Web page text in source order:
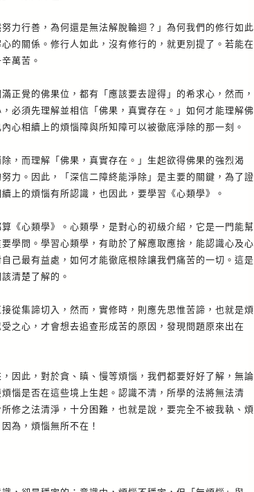
行善，為何還是無法解脫輪迴？」為何我們的修行如此
的關係。修行人如此，沒有修行的，就更別提了。若能在
萬苦。
覺的佛果位，都有「應該要去證得」的希求心，然而，
必須先理解並相信「佛果，真實存在。」如何才能理解佛
心相續上的煩惱障與所知障可以被徹底淨除的那一刻。
而理解「佛果，真實存在。」生起欲得佛果的強烈渴
力。因此，「深信二障終能淨除」是主要的關鍵，為了證
上的煩惱有所認識，也因此，要學習《心類學》。
心類學》。心類學，是對心的初級介紹，它是一門能幫
學問。學習心類學，有助於了解應取應捨，能認識心及心
己最有益處，如何才能徹底根除讓我們痛苦的一切。這是
清楚了解的。
集諦切入，然而，實修時，則應先思惟苦諦，也就是煩
之心，才會想去追查形成苦的原因，發現問題原來出在
此，對於貪、瞋、慢等煩惱，我們都要好好了解，無論
惱是否在這些境上生起。認識不清，所學的法將無法清
修之法清淨，十分困難，也就是說，要完全不被我執、煩
為，煩惱無所不在！